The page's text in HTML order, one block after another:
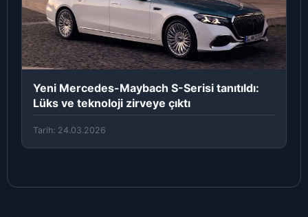
Yeni Mercedes-Maybach S-Serisi tanıtıldı:
Lüks ve teknoloji zirveye çıktı
Tarih: 24.03.2026